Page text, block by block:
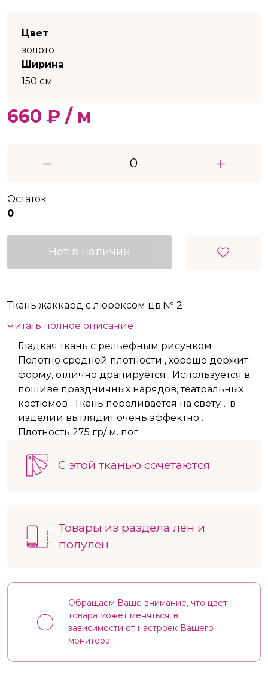
Цвет
золото
Ширина
150 см
660 ₽ / м
Остаток
0
Нет в наличии
Ткань жаккард с люрексом цв.№ 2
Читать полное описание
Гладкая ткань с рельефным рисунком .
Полотно средней плотности , хорошо держит
форму, отлично драпируется . Используется в
пошиве праздничных нарядов, театральных
костюмов . Ткань переливается на свету , в
изделии выглядит очень эффектно .
Плотность 275 гр/ м. пог
С этой тканью сочетаются
Товары из раздела лен и
полулен
Обращаем Ваше внимание, что цвет
товара может меняться, в
зависимости от настроек Вашего
монитора